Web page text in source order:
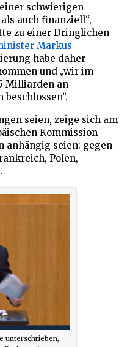
schwierigen
auch finanziell“,
zu einer Dringlichen
Markus
habe daher
und „wir im
Milliarden an
seien, zeige sich am
Kommission
anhängig seien: gegen
Polen,
unterschrieben,